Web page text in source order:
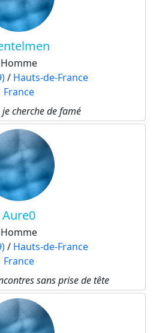
Homme
/ Hauts-de-France
France
cherche de famé
Aure0
Homme
/ Hauts-de-France
France
sans prise de tête